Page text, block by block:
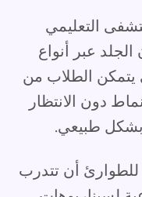
التعليمي
عبر أنواع
يتمكن الطلاب من
دون الانتظار
بشكل طبيعي.
للطوارئ أن تتدرب